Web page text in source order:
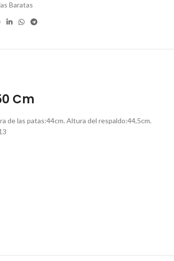
Baratas
Cm
de las patas:44cm. Altura del respaldo:44,5cm.